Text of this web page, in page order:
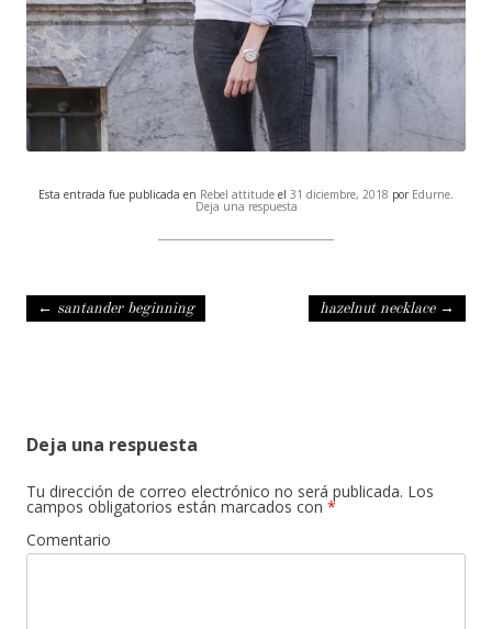
Esta entrada fue publicada en Rebel attitude el 31 diciembre, 2018 por Edurne.
Deja una respuesta
Navegación de entradas
← santander beginning hazelnut necklace →
Deja una respuesta
Tu dirección de correo electrónico no será publicada. Los
campos obligatorios están marcados con *
Comentario